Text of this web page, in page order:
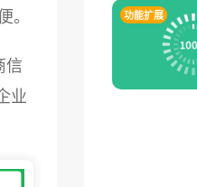
。
信
业
功能扩展